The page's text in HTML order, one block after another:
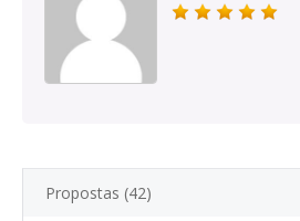
Propostas (42)